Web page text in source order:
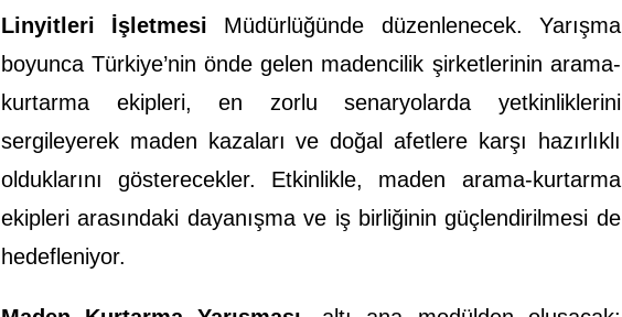
Linyitleri İşletmesi Müdürlüğünde düzenlenecek. Yarışma
boyunca Türkiye’nin önde gelen madencilik şirketlerinin arama-
kurtarma ekipleri, en zorlu senaryolarda yetkinliklerini
sergileyerek maden kazaları ve doğal afetlere karşı hazırlıklı
olduklarını gösterecekler. Etkinlikle, maden arama-kurtarma
ekipleri arasındaki dayanışma ve iş birliğinin güçlendirilmesi de
hedefleniyor.